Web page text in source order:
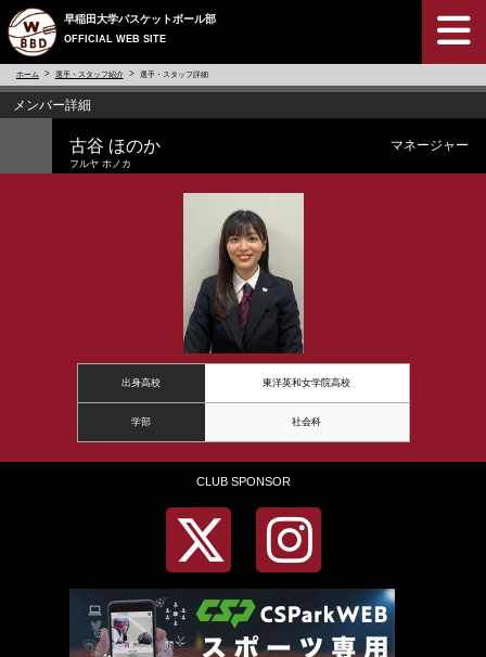
早稲田大学バスケットボール部
OFFICIAL WEB SITE
ホーム 選手・スタッフ紹介 選手・スタッフ詳細
メンバー詳細
古谷 ほのか
フルヤ ホノカ
マネージャー
出身高校 東洋英和女学院高校
学部 社会科
CLUB SPONSOR